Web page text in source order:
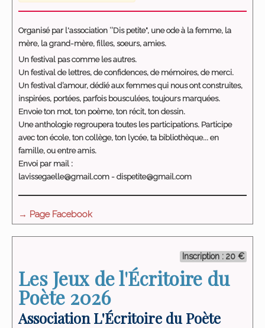
Organisé par l'association ‘’Dis petite", une ode à la femme, la
mère, la grand-mère, filles, soeurs, amies.
Un festival pas comme les autres.
Un festival de lettres, de confidences, de mémoires, de merci.
Un festival d’amour, dédié aux femmes qui nous ont construites,
inspirées, portées, parfois bousculées, toujours marquées.
Envoie ton mot, ton poème, ton récit, ton dessin.
Une anthologie regroupera toutes les participations. Participe
avec ton école, ton collège, ton lycée, ta bibliothèque... en
famille, ou entre amis.
Envoi par mail :
lavissegaelle@gmail.com - dispetite@gmail.com
→ Page Facebook
Inscription : 20 €
Les Jeux de l'Écritoire du
Poète 2026
Association L'Écritoire du Poète